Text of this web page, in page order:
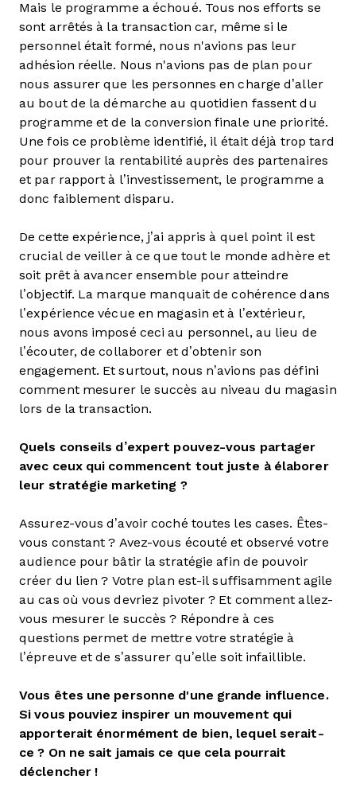
Mais le programme a échoué. Tous nos efforts se
sont arrêtés à la transaction car, même si le
personnel était formé, nous n'avions pas leur
adhésion réelle. Nous n'avions pas de plan pour
nous assurer que les personnes en charge d’aller
au bout de la démarche au quotidien fassent du
programme et de la conversion finale une priorité.
Une fois ce problème identifié, il était déjà trop tard
pour prouver la rentabilité auprès des partenaires
et par rapport à l’investissement, le programme a
donc faiblement disparu.
De cette expérience, j’ai appris à quel point il est
crucial de veiller à ce que tout le monde adhère et
soit prêt à avancer ensemble pour atteindre
l’objectif. La marque manquait de cohérence dans
l’expérience vécue en magasin et à l’extérieur,
nous avons imposé ceci au personnel, au lieu de
l’écouter, de collaborer et d’obtenir son
engagement. Et surtout, nous n’avions pas défini
comment mesurer le succès au niveau du magasin
lors de la transaction.
Quels conseils d’expert pouvez-vous partager
avec ceux qui commencent tout juste à élaborer
leur stratégie marketing ?
Assurez-vous d’avoir coché toutes les cases. Êtes-
vous constant ? Avez-vous écouté et observé votre
audience pour bâtir la stratégie afin de pouvoir
créer du lien ? Votre plan est-il suffisamment agile
au cas où vous devriez pivoter ? Et comment allez-
vous mesurer le succès ? Répondre à ces
questions permet de mettre votre stratégie à
l’épreuve et de s’assurer qu’elle soit infaillible.
Vous êtes une personne d'une grande influence.
Si vous pouviez inspirer un mouvement qui
apporterait énormément de bien, lequel serait-
ce ? On ne sait jamais ce que cela pourrait
déclencher !